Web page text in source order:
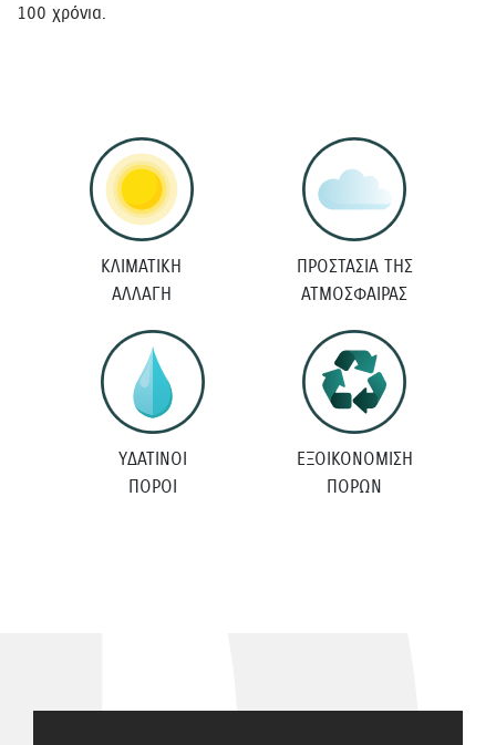
100 χρόνια.
ΚΛΙΜΑΤΙΚΗ
ΑΛΛΑΓΗ
ΠΡΟΣΤΑΣΙΑ ΤΗΣ
ΑΤΜΟΣΦΑΙΡΑΣ
ΥΔΑΤΙΝΟΙ
ΠΟΡΟΙ
ΕΞΟΙΚΟΝΟΜΙΣΗ
ΠΟΡΩΝ